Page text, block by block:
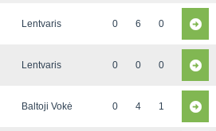
Lentvaris 0 6 0
Lentvaris 0 0 0
Baltoji Vokė 0 4 1